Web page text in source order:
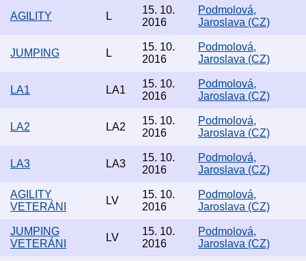
AGILITY L
15. 10.
2016
Podmolová,
Jaroslava (CZ)
JUMPING L
15. 10.
2016
Podmolová,
Jaroslava (CZ)
LA1 LA1
15. 10.
2016
Podmolová,
Jaroslava (CZ)
LA2 LA2
15. 10.
2016
Podmolová,
Jaroslava (CZ)
LA3 LA3
15. 10.
2016
Podmolová,
Jaroslava (CZ)
AGILITY
VETERÁNI
LV
15. 10.
2016
Podmolová,
Jaroslava (CZ)
JUMPING
VETERÁNI
LV
15. 10.
2016
Podmolová,
Jaroslava (CZ)